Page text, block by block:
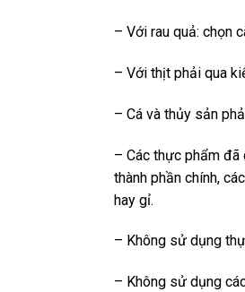
– Với rau quả: chọn
– Với thịt phải qua
– Cá và thủy sản
– Các thực phẩm
thành phần chính,
hay gỉ.
– Không sử dụng
– Không sử dụng